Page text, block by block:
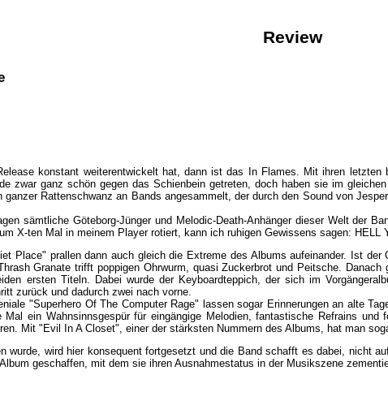
Review
konstant weiterentwickelt hat, dann ist das In Flames. Mit ihren letzten
zwar ganz schön gegen das Schienbein getreten, doch haben sie im
Rattenschwanz an Bands angesammelt, der durch den Sound von
sämtliche Göteborg-Jünger und Melodic-Death-Anhänger dieser Welt der
X-ten Mal in meinem Player rotiert, kann ich ruhigen Gewissens sagen: HELL
Place" prallen dann auch gleich die Extreme des Albums aufeinander. Ist
Granate trifft poppigen Ohrwurm, quasi Zuckerbrot und Peitsche.
ersten Titeln. Dabei wurde der Keyboardteppich, der sich im
zurück und dadurch zwei nach vorne.
"Superhero Of The Computer Rage" lassen sogar Erinnerungen an alte
ein Wahnsinnsgespür für eingängige Melodien, fantastische Refrains
Mit "Evil In A Closet", einer der stärksten Nummern des Albums, hat man
wurde, wird hier konsequent fortgesetzt und die Band schafft es dabei, nicht
geschaffen, mit dem sie ihren Ausnahmestatus in der Musikszene